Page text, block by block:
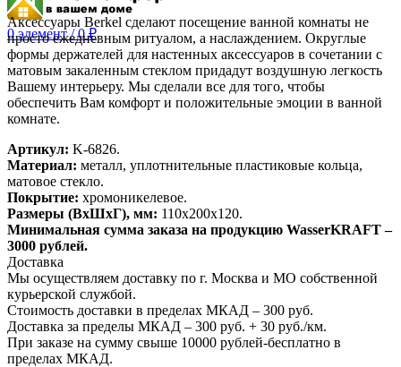
0элемент / 0₽
Аксессуары Berkel сделают посещение ванной комнаты не
просто ежедневным ритуалом, а наслаждением. Округлые
формы держателей для настенных аксессуаров в сочетании с
матовым закаленным стеклом придадут воздушную легкость
Вашему интерьеру. Мы сделали все для того, чтобы
обеспечить Вам комфорт и положительные эмоции в ванной
комнате.
Артикул: K-6826.
Материал: металл, уплотнительные пластиковые кольца,
матовое стекло.
Покрытие: хромоникелевое.
Размеры (ВхШхГ), мм: 110х200х120.
Минимальная сумма заказа на продукцию WasserKRAFT –
3000 рублей.
Доставка
Мы осуществляем доставку по г. Москва и МО собственной
курьерской службой.
Стоимость доставки в пределах МКАД – 300 руб.
Доставка за пределы МКАД – 300 руб. + 30 руб./км.
При заказе на сумму свыше 10000 рублей-бесплатно в
пределах МКАД.